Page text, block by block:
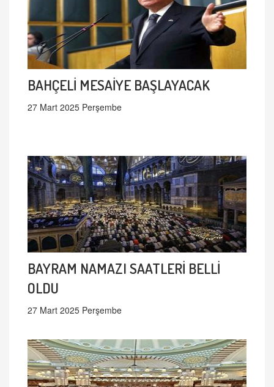
BAHÇELİ MESAİYE BAŞLAYACAK
27 Mart 2025 Perşembe
BAYRAM NAMAZI SAATLERİ BELLİ
OLDU
27 Mart 2025 Perşembe